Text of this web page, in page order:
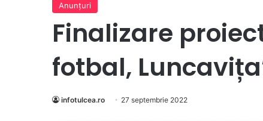
Anunţuri
Finalizare
fotbal,
infotulcea.ro 27 septembrie 2022